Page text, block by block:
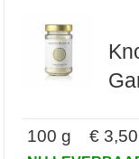
100 g €